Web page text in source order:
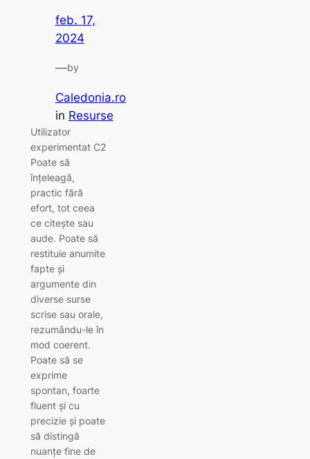
feb. 17,
2024
—by
Caledonia.ro
in Resurse
Utilizator
experimentat C2
Poate să
înţeleagă,
practic fără
efort, tot ceea
ce citeşte sau
aude. Poate să
restituie anumite
fapte şi
argumente din
diverse surse
scrise sau orale,
rezumându-le în
mod coerent.
Poate să se
exprime
spontan, foarte
fluent şi cu
precizie şi poate
să distingă
nuanţe fine de